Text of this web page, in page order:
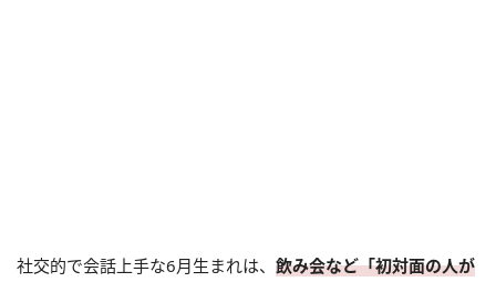
社交的で会話上手な6月生まれは、 飲み会など「初対面の人が